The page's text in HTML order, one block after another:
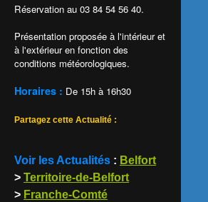
Réservation au 03 84 54 56 40.
Présentation proposée à l'intérieur et
à l'extérieur en fonction des
conditions météorologiques.
Horaires : De 15h à 16h30
Partagez cette Actualité :
Voir les Actualités : Belfort
> Territoire-de-Belfort
> Franche-Comté